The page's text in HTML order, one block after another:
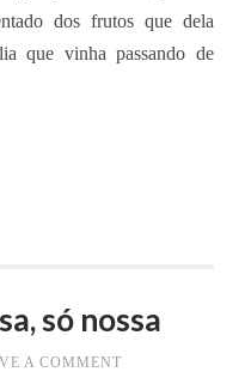
dos frutos que dela
que vinha passando de
só nossa
A COMMENT